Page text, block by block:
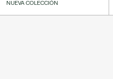
NUEVA COLECCIÓN